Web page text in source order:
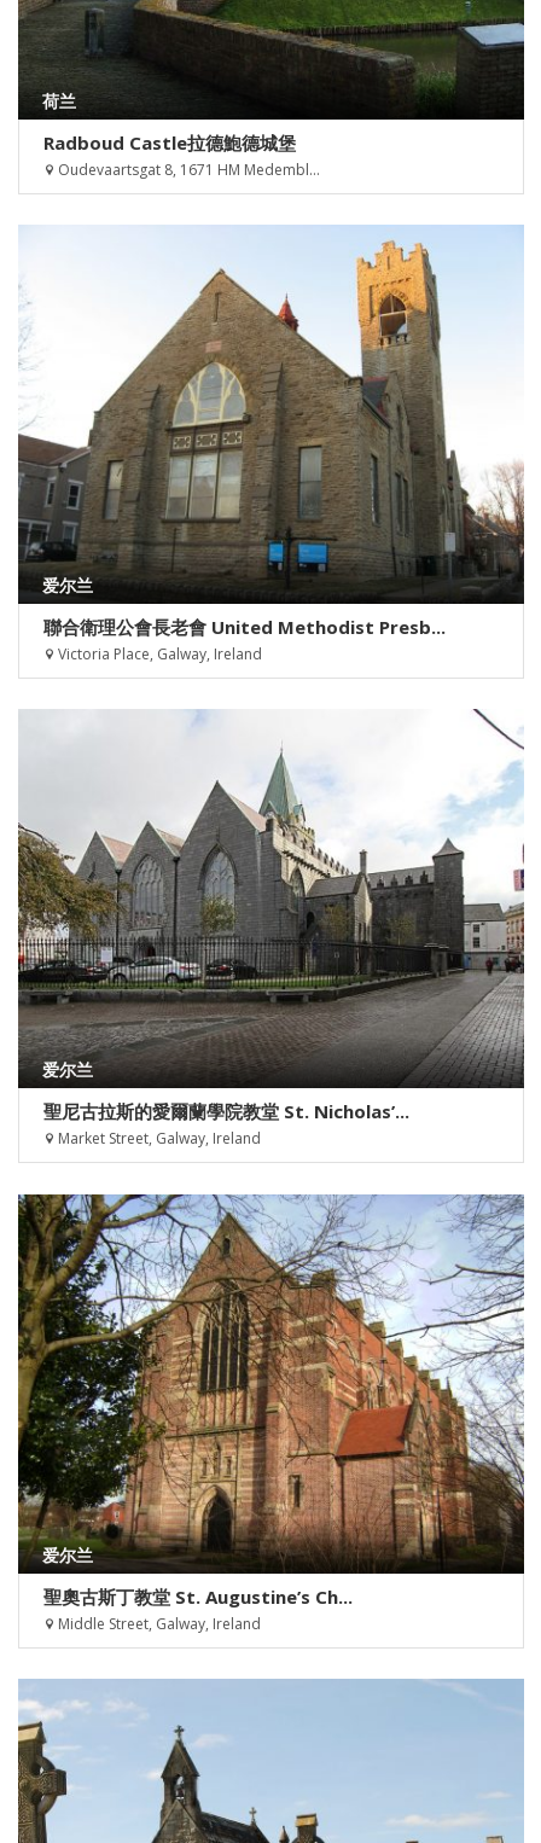
荷兰
Radboud Castle拉德鮑德城堡
Oudevaartsgat 8, 1671 HM Medembl...
爱尔兰
聯合衛理公會長老會 United Methodist Presb...
Victoria Place, Galway, Ireland
爱尔兰
聖尼古拉斯的愛爾蘭學院教堂 St. Nicholas’...
Market Street, Galway, Ireland
爱尔兰
聖奧古斯丁教堂 St. Augustine’s Ch...
Middle Street, Galway, Ireland